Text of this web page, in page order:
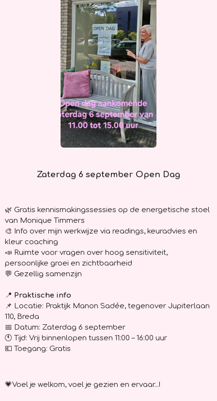
Zaterdag 6 september Open Dag
🌿 Gratis kennismakingssessies op de energetische stoel
van Monique Timmers
🎨 Info over mijn werkwijze via readings, keuradvies en
kleur coaching
📣 Ruimte voor vragen over hoog sensitiviteit,
persoonlijke groei en zichtbaarheid
💬 Gezellig samenzijn
📍 Praktische info
📌 Locatie: Praktijk Manon Sadée, tegenover Jupiterlaan
110, Breda
📅 Datum: Zaterdag 6 september
🕚 Tijd: Vrij binnenlopen tussen 11:00 – 16:00 uur
💶 Toegang: Gratis
💗Voel je welkom, voel je gezien en ervaar...!